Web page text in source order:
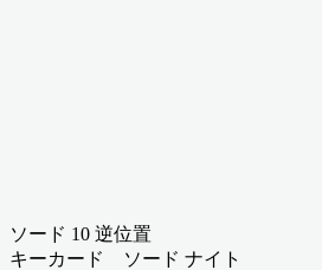
ソード 10 逆位置
キーカード ソード ナイト